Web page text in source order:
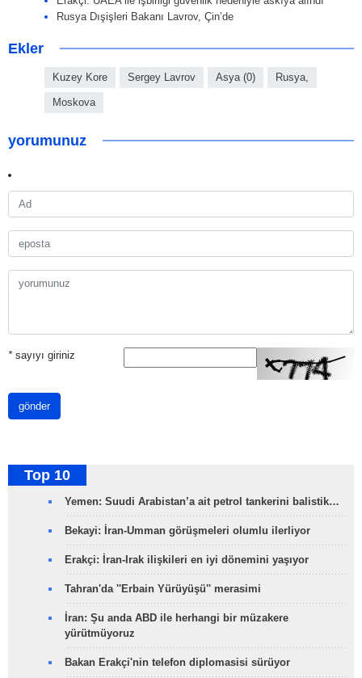
Rusya Dışişleri Bakanı Lavrov, Çin’de
Ekler
Kuzey Kore Sergey Lavrov Asya (0) Rusya,
Moskova
yorumunuz
*sayıyı giriniz
gönder
Top 10
Yemen: Suudi Arabistan’a ait petrol tankerini balistik…
Bekayi: İran-Umman görüşmeleri olumlu ilerliyor
Erakçi: İran-Irak ilişkileri en iyi dönemini yaşıyor
Tahran'da ''Erbain Yürüyüşü'' merasimi
İran: Şu anda ABD ile herhangi bir müzakere
yürütmüyoruz
Bakan Erakçi'nin telefon diplomasisi sürüyor